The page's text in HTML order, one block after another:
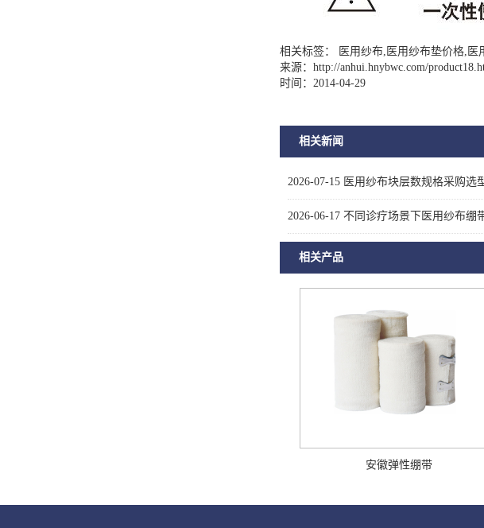
相关标签： 医用纱布,医用纱布垫价格,医
来源： http://anhui.hnybwc.com/
时间：2014-04-29
相关新闻
2026-07-15 医用纱布块层数规格采购选
2026-06-17 不同诊疗场景下医用纱布绷
相关产品
安徽弹性绷带